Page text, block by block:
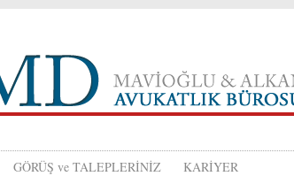
GÖRÜŞ ve TALEPLERİNİZ KARİYER